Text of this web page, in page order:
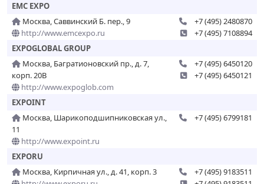
EMC EXPO
Москва, Саввинский Б. пер., 9
http://www.emcexpo.ru
+7 (495) 2480870
+7 (495) 7108894
EXPOGLOBAL GROUP
Москва, Багратионовский пр., д. 7,
корп. 20В
http://www.expoglob.com
+7 (495) 6450120
+7 (495) 6450121
EXPOINT
Москва, Шарикоподшипниковская ул.,
11
http://www.expoint.ru
+7 (495) 6799181
EXPORU
Москва, Кирпичная ул., д. 41, корп. 3
+7 (495) 9183511